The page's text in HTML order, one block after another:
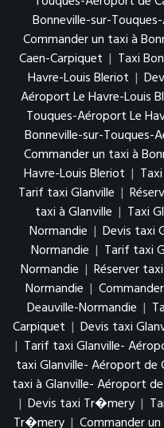
Bonneville-sur-
Commander un taxi à
Caen-Carpiquet | Taxi
Havre-Louis Bleriot |
Aéroport Le Havre-Louis
Touques-Aéroport Le
Bonneville-sur-Touques-
Commander un taxi à
Havre-Louis Bleriot |
Tarif taxi Glanville |
taxi à Glanville | Taxi
Normandie | Devis taxi
Normandie | Tarif taxi
Normandie | Réserver
Normandie |
Deauville-Normandie |
Carpiquet | Devis taxi
| Tarif taxi Glanville-
taxi Glanville- Aéroport de
taxi à Glanville- Aéroport
| Devis taxi Tr�mery |
Tr�mery | Commander